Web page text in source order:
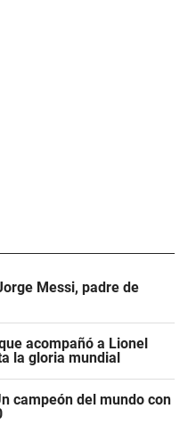
Messi, padre de
acompañó a Lionel
la gloria mundial
campeón del mundo con